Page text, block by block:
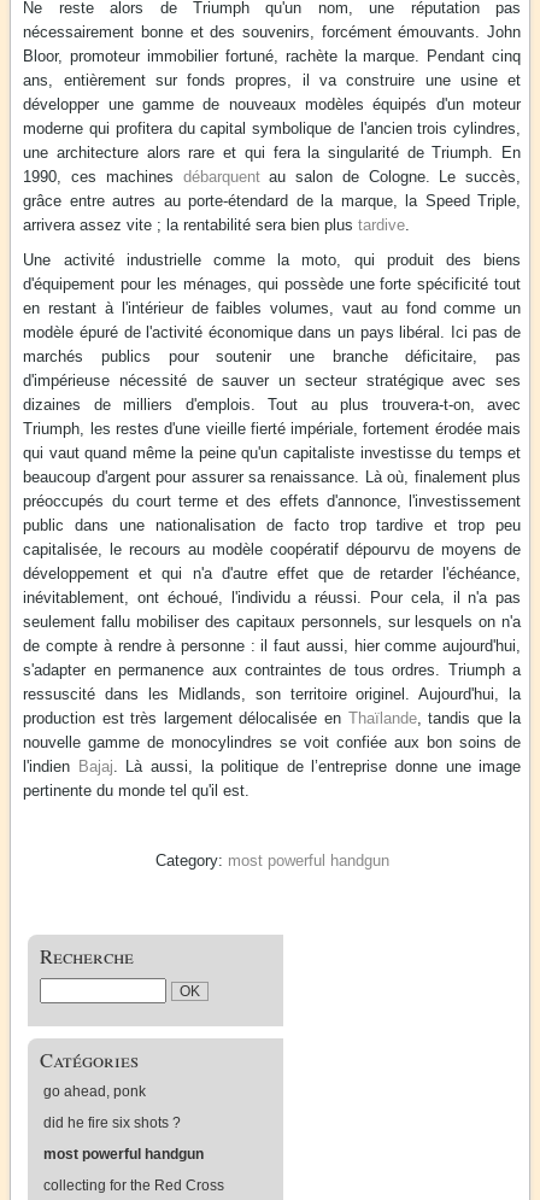
Ne reste alors de Triumph qu'un nom, une réputation pas
nécessairement bonne et des souvenirs, forcément émouvants. John
Bloor, promoteur immobilier fortuné, rachète la marque. Pendant cinq
ans, entièrement sur fonds propres, il va construire une usine et
développer une gamme de nouveaux modèles équipés d'un moteur
moderne qui profitera du capital symbolique de l'ancien trois cylindres,
une architecture alors rare et qui fera la singularité de Triumph. En
1990, ces machines débarquentau salon de Cologne. Le succès,
grâce entre autres au porte-étendard de la marque, la Speed Triple,
arrivera assez vite ; la rentabilité sera bien plustardive.
Une activité industrielle comme la moto, qui produit des biens
d'équipement pour les ménages, qui possède une forte spécificité tout
en restant à l'intérieur de faibles volumes, vaut au fond comme un
modèle épuré de l'activité économique dans un pays libéral. Ici pas de
marchés publics pour soutenir une branche déficitaire, pas
d'impérieuse nécessité de sauver un secteur stratégique avec ses
dizaines de milliers d'emplois. Tout au plus trouvera-t-on, avec
Triumph, les restes d'une vieille fierté impériale, fortement érodée mais
qui vaut quand même la peine qu'un capitaliste investisse du temps et
beaucoup d'argent pour assurer sa renaissance. Là où, finalement plus
préoccupés du court terme et des effets d'annonce, l'investissement
public dans une nationalisation de facto trop tardive et trop peu
capitalisée, le recours au modèle coopératif dépourvu de moyens de
développement et qui n'a d'autre effet que de retarder l'échéance,
inévitablement, ont échoué, l'individu a réussi. Pour cela, il n'a pas
seulement fallu mobiliser des capitaux personnels, sur lesquels on n'a
de compte à rendre à personne : il faut aussi, hier comme aujourd'hui,
s'adapter en permanence aux contraintes de tous ordres. Triumph a
ressuscité dans les Midlands, son territoire originel. Aujourd'hui, la
production est très largement délocalisée en Thaïlande, tandis que la
nouvelle gamme de monocylindres se voit confiée aux bon soins de
l'indien Bajaj. Là aussi, la politique de l’entreprise donne une image
pertinente du monde tel qu'il est.
most powerful handgun
Recherche
Catégories
go ahead, ponk
did he fire six shots ?
most powerful handgun
collecting for the Red Cross